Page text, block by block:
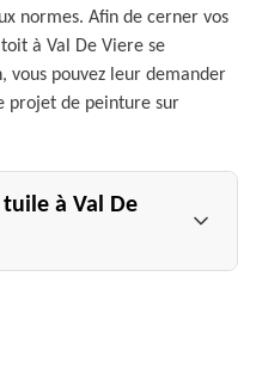
normes. Afin de cerner vos
à Val De Viere se
vous pouvez leur demander
projet de peinture sur
à Val De